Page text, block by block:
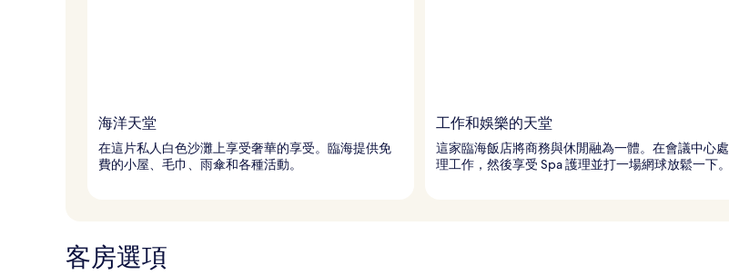
海洋天堂
在這片私人白色沙灘上享受奢華的享受。臨海提供免
費的小屋、毛巾、雨傘和各種活動。
工作和娛樂的天堂
這家臨海飯店將商務與休閒融為一體。在會議中心處
理工作，然後享受 Spa 護理並打一場網球放鬆一下。
客房選項